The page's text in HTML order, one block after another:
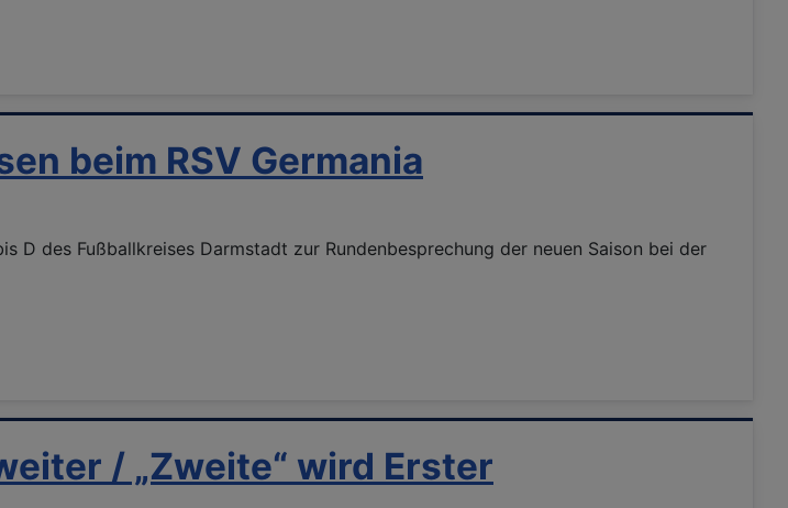
beim RSV Germania
D des Fußballkreises Darmstadt zur Rundenbesprechung der neuen Saison bei der
/ „Zweite“ wird Erster